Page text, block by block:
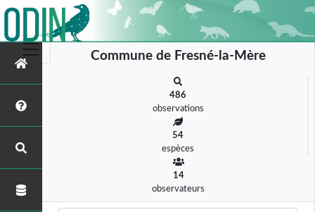
Commune de Fresné-la-Mère
486
observations
54
espèces
14
observateurs